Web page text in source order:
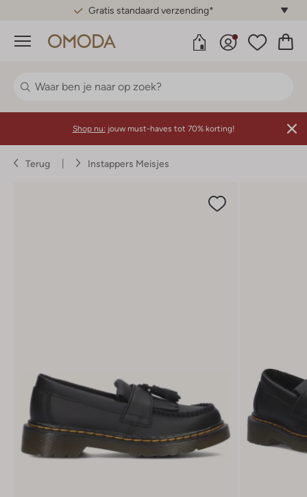
Gratis standaard verzending*
Menu
Shop nu: jouw must-haves tot 70% korting!
Terug Instappers Meisjes